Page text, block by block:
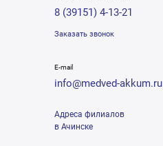
8 (39151) 4-13-21
Заказать звонок
E-mail
info@medved-akkum.ru
Адреса филиалов
в Ачинске